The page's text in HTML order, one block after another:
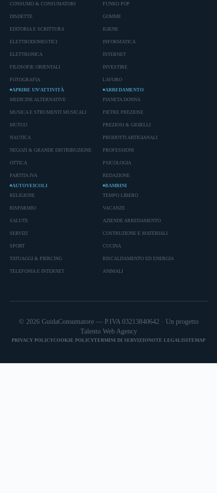
CONSUMO & CONSUMATORI
DISDETTE
EDITORIA E SCRITTURA
ELETTRODOMESTICI
ELETTRONICA
FILOSOFIE ORIENTALI
FOTOGRAFIA
FUNKO POP
GOMME
IGIENE
INFORMATICA
INTERNET
INVESTIRE
LAVORO
APRIRE UN’ATTIVITÀ
MEDICINE ALTERNATIVE
MUSICA E STRUMENTI MUSICALI
MUTUO
NAUTICA
NEGOZI & GRANDE DISTRIBUZIONE
OTTICA
PARTITA IVA
ARREDAMENTO
PIANETA DONNA
PIETRE PREZIOSE
PREZIOSI & GIOIELLI
PRODOTTI ARTIGIANALI
PROFESSIONI
PSICOLOGIA
REDAZIONE
AUTOVEICOLI
RELIGIONE
RISPARMIO
SALUTE
SERVIZI
SPORT
TATUAGGI & PIERCING
TELEFONIA E INTERNET
BAMBINI
TEMPO LIBERO
VACANZE
AZIENDE ARREDAMENTO
COSTRUZIONE E MATERIALI
CUCINA
RISCALDAMENTO ED ENERGIA
ANIMALI
© 2026 GuidaConsumatore — P.IVA 03213840642 · Un progetto
Talento Web Agency
PRIVACY POLICYCOOKIE POLICYTERMINI DI SERVIZIONOTE LEGALI SITEMAP